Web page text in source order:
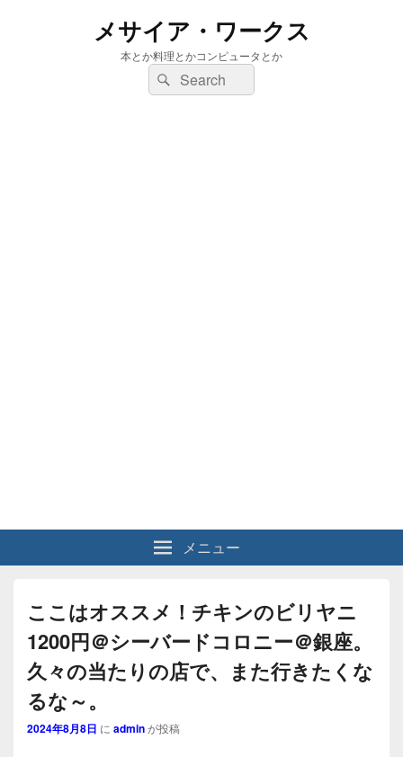
メサイア・ワークス
本とか料理とかコンピュータとか
検
索:
検
索
メニュー
ここはオススメ！チキンのビリヤニ
1200円＠シーバードコロニー＠銀座。
久々の当たりの店で、また行きたくな
るな～。
2024年8月8日 に adminが投稿